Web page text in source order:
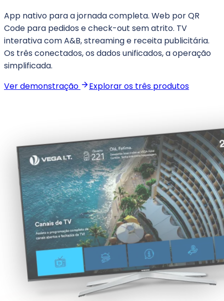
App nativo para a jornada completa. Web por QR
Code para pedidos e check-out sem atrito. TV
interativa com A&B, streaming e receita publicitária.
Os três conectados, os dados unificados, a operação
simplificada.
Ver demonstração
Explorar os três produtos